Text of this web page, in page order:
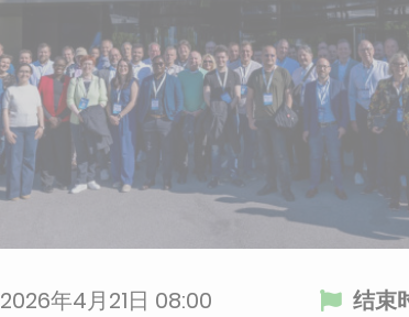
2026年4月21日 08:00 结束